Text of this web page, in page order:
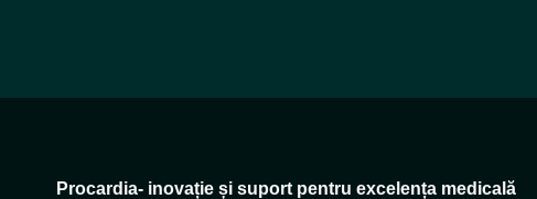
Procardia- inovație și suport pentru excelența medicală